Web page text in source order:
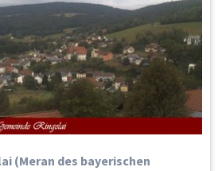
(Meran des bayerischen